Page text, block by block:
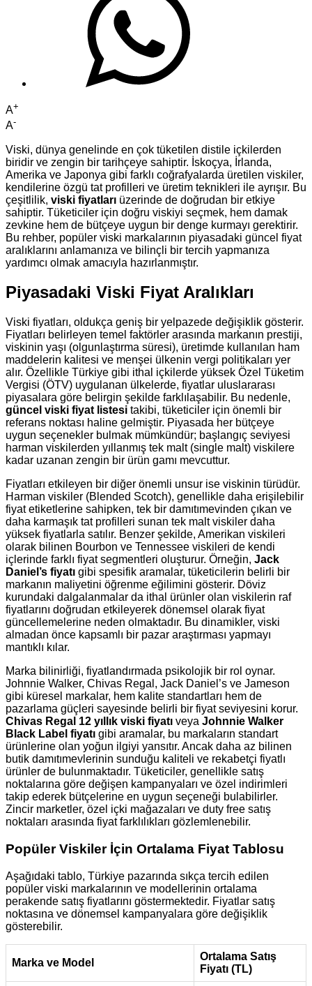
A+
A-
Viski, dünya genelinde en çok tüketilen distile içkilerden
biridir ve zengin bir tarihçeye sahiptir. İskoçya, İrlanda,
Amerika ve Japonya gibi farklı coğrafyalarda üretilen viskiler,
kendilerine özgü tat profilleri ve üretim teknikleri ile ayrışır. Bu
çeşitlilik, viski fiyatları üzerinde de doğrudan bir etkiye
sahiptir. Tüketiciler için doğru viskiyi seçmek, hem damak
zevkine hem de bütçeye uygun bir denge kurmayı gerektirir.
Bu rehber, popüler viski markalarının piyasadaki güncel fiyat
aralıklarını anlamanıza ve bilinçli bir tercih yapmanıza
yardımcı olmak amacıyla hazırlanmıştır.
Piyasadaki Viski Fiyat Aralıkları
Viski fiyatları, oldukça geniş bir yelpazede değişiklik gösterir.
Fiyatları belirleyen temel faktörler arasında markanın prestiji,
viskinin yaşı (olgunlaştırma süresi), üretimde kullanılan ham
maddelerin kalitesi ve menşei ülkenin vergi politikaları yer
alır. Özellikle Türkiye gibi ithal içkilerde yüksek Özel Tüketim
Vergisi (ÖTV) uygulanan ülkelerde, fiyatlar uluslararası
piyasalara göre belirgin şekilde farklılaşabilir. Bu nedenle,
güncel viski fiyat listesi takibi, tüketiciler için önemli bir
referans noktası haline gelmiştir. Piyasada her bütçeye
uygun seçenekler bulmak mümkündür; başlangıç seviyesi
harman viskilerden yıllanmış tek malt (single malt) viskilere
kadar uzanan zengin bir ürün gamı mevcuttur.
Fiyatları etkileyen bir diğer önemli unsur ise viskinin türüdür.
Harman viskiler (Blended Scotch), genellikle daha erişilebilir
fiyat etiketlerine sahipken, tek bir damıtımevinden çıkan ve
daha karmaşık tat profilleri sunan tek malt viskiler daha
yüksek fiyatlarla satılır. Benzer şekilde, Amerikan viskileri
olarak bilinen Bourbon ve Tennessee viskileri de kendi
içlerinde farklı fiyat segmentleri oluşturur. Örneğin, Jack
Daniel’s fiyatı gibi spesifik aramalar, tüketicilerin belirli bir
markanın maliyetini öğrenme eğilimini gösterir. Döviz
kurundaki dalgalanmalar da ithal ürünler olan viskilerin raf
fiyatlarını doğrudan etkileyerek dönemsel olarak fiyat
güncellemelerine neden olmaktadır. Bu dinamikler, viski
almadan önce kapsamlı bir pazar araştırması yapmayı
mantıklı kılar.
Marka bilinirliği, fiyatlandırmada psikolojik bir rol oynar.
Johnnie Walker, Chivas Regal, Jack Daniel’s ve Jameson
gibi küresel markalar, hem kalite standartları hem de
pazarlama güçleri sayesinde belirli bir fiyat seviyesini korur.
Chivas Regal 12 yıllık viski fiyatı veya Johnnie Walker
Black Label fiyatı gibi aramalar, bu markaların standart
ürünlerine olan yoğun ilgiyi yansıtır. Ancak daha az bilinen
butik damıtımevlerinin sunduğu kaliteli ve rekabetçi fiyatlı
ürünler de bulunmaktadır. Tüketiciler, genellikle satış
noktalarına göre değişen kampanyaları ve özel indirimleri
takip ederek bütçelerine en uygun seçeneği bulabilirler.
Zincir marketler, özel içki mağazaları ve duty free satış
noktaları arasında fiyat farklılıkları gözlemlenebilir.
Popüler Viskiler İçin Ortalama Fiyat Tablosu
Aşağıdaki tablo, Türkiye pazarında sıkça tercih edilen
popüler viski markalarının ve modellerinin ortalama
perakende satış fiyatlarını göstermektedir. Fiyatlar satış
noktasına ve dönemsel kampanyalara göre değişiklik
gösterebilir.
Marka ve Model
Ortalama Satış
Fiyatı (TL)